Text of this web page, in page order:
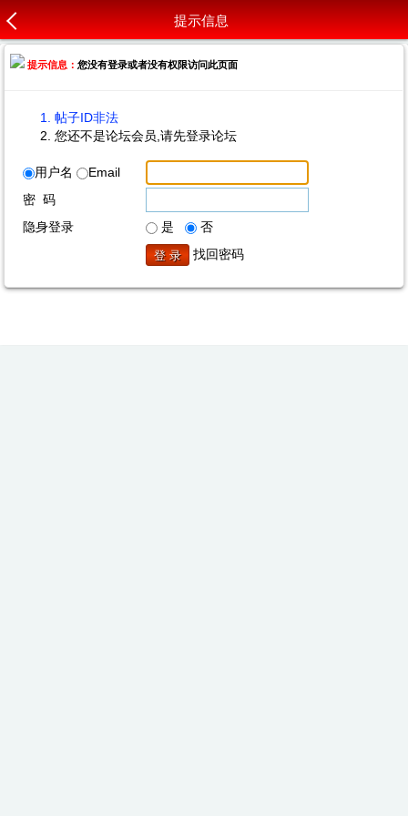
提示信息
提示信息：您没有登录或者没有权限访问此页面
帖子ID非法
您还不是论坛会员,请先登录论坛
用户名
Email
密 码
隐身登录
是
否
找回密码